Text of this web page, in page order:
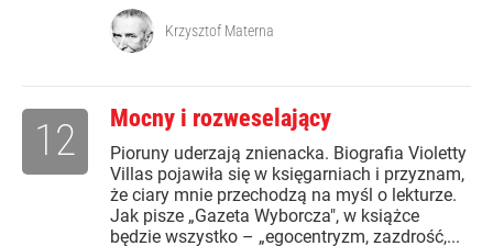
Krzysztof Materna
Mocny i rozweselający
Pioruny uderzają znienacka. Biografia Violetty
Villas pojawiła się w księgarniach i przyznam,
że ciary mnie przechodzą na myśl o lekturze.
Jak pisze „Gazeta Wyborcza", w książce
będzie wszystko – „egocentryzm, zazdrość,...
12